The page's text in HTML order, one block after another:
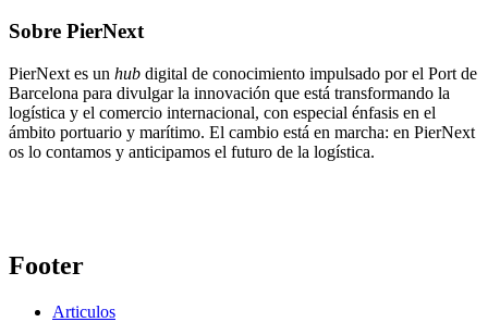
Sobre PierNext
PierNext es un hub digital de conocimiento impulsado por el Port de
Barcelona para divulgar la innovación que está transformando la
logística y el comercio internacional, con especial énfasis en el
ámbito portuario y marítimo. El cambio está en marcha: en PierNext
os lo contamos y anticipamos el futuro de la logística.
Footer
Articulos